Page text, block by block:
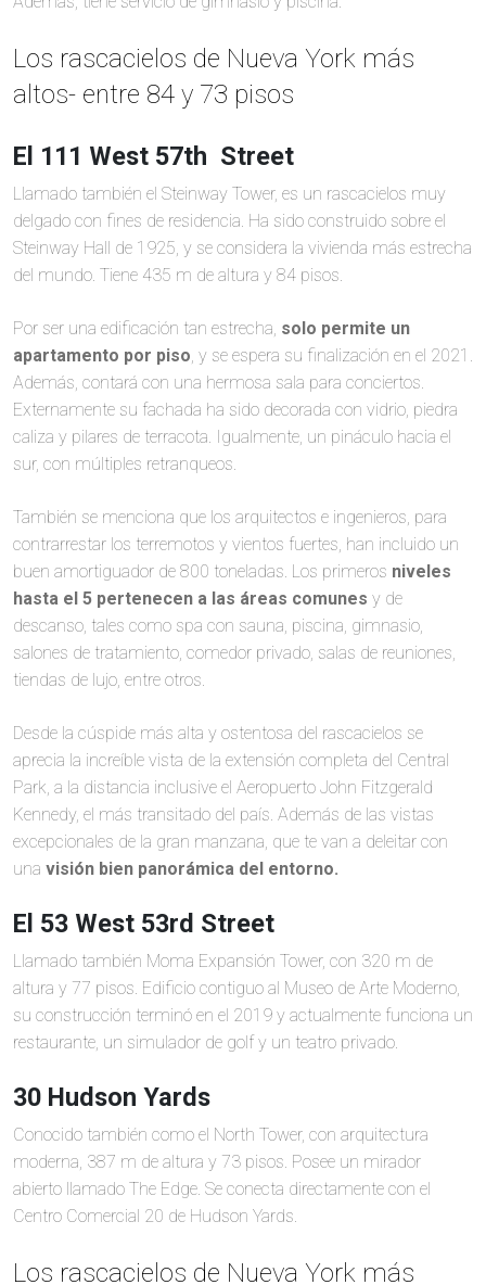
Los rascacielos de Nueva York más
altos- entre 84 y 73 pisos
El 111 West 57th Street
Llamado también el Steinway Tower, es un rascacielos muy
delgado con fines de residencia. Ha sido construido sobre el
Steinway Hall de 1925, y se considera la vivienda más estrecha
del mundo. Tiene 435 m de altura y 84 pisos.
Por ser una edificación tan estrecha, solo permite un
apartamento por piso, y se espera su finalización en el 2021.
Además, contará con una hermosa sala para conciertos.
Externamente su fachada ha sido decorada con vidrio, piedra
caliza y pilares de terracota. Igualmente, un pináculo hacia el
sur, con múltiples retranqueos.
También se menciona que los arquitectos e ingenieros, para
contrarrestar los terremotos y vientos fuertes, han incluido un
buen amortiguador de 800 toneladas. Los primeros niveles
hasta el 5 pertenecen a las áreas comunes y de
descanso, tales como spa con sauna, piscina, gimnasio,
salones de tratamiento, comedor privado, salas de reuniones,
tiendas de lujo, entre otros.
Desde la cúspide más alta y ostentosa del rascacielos se
aprecia la increíble vista de la extensión completa del Central
Park, a la distancia inclusive el Aeropuerto John Fitzgerald
Kennedy, el más transitado del país. Además de las vistas
excepcionales de la gran manzana, que te van a deleitar con
una visión bien panorámica del entorno.
El 53 West 53rd Street
Llamado también Moma Expansión Tower, con 320 m de
altura y 77 pisos. Edificio contiguo al Museo de Arte Moderno,
su construcción terminó en el 2019 y actualmente funciona un
restaurante, un simulador de golf y un teatro privado.
30 Hudson Yards
Conocido también como el North Tower, con arquitectura
moderna, 387 m de altura y 73 pisos. Posee un mirador
abierto llamado The Edge. Se conecta directamente con el
Centro Comercial 20 de Hudson Yards.
Los rascacielos de Nueva York más